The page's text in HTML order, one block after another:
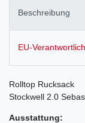
Beschreibung
EU-
Rolltop Rucksack
Stockwell 2.0
Ausstattung: